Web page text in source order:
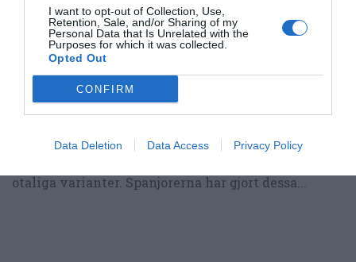
I want to opt-out of Collection, Use,
Retention, Sale, and/or Sharing of my
Personal Data that Is Unrelated with the
Purposes for which it was collected.
Opted Out
CONFIRM
Data Deletion Data Access Privacy Policy
Bjud på lyxiga men lättlagade spanska tapas
otaliga varianter. Spanjorerna har gjort dessa...